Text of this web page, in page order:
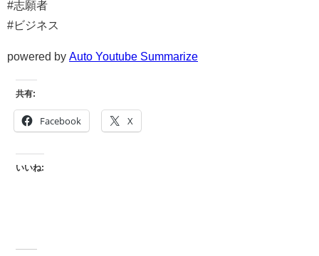
#志願者
#ビジネス
powered by Auto Youtube Summarize
共有:
Facebook X
いいね: